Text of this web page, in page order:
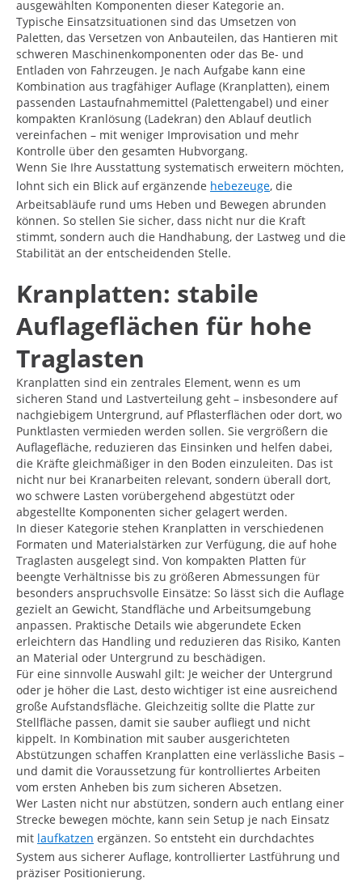
ausgewählten Komponenten dieser Kategorie an.
Typische Einsatzsituationen sind das Umsetzen von
Paletten, das Versetzen von Anbauteilen, das Hantieren mit
schweren Maschinenkomponenten oder das Be- und
Entladen von Fahrzeugen. Je nach Aufgabe kann eine
Kombination aus tragfähiger Auflage (Kranplatten), einem
passenden Lastaufnahmemittel (Palettengabel) und einer
kompakten Kranlösung (Ladekran) den Ablauf deutlich
vereinfachen – mit weniger Improvisation und mehr
Kontrolle über den gesamten Hubvorgang.
Wenn Sie Ihre Ausstattung systematisch erweitern möchten,
lohnt sich ein Blick auf ergänzende hebezeuge, die
Arbeitsabläufe rund ums Heben und Bewegen abrunden
können. So stellen Sie sicher, dass nicht nur die Kraft
stimmt, sondern auch die Handhabung, der Lastweg und die
Stabilität an der entscheidenden Stelle.
Kranplatten: stabile
Auflageflächen für hohe
Traglasten
Kranplatten sind ein zentrales Element, wenn es um
sicheren Stand und Lastverteilung geht – insbesondere auf
nachgiebigem Untergrund, auf Pflasterflächen oder dort, wo
Punktlasten vermieden werden sollen. Sie vergrößern die
Auflagefläche, reduzieren das Einsinken und helfen dabei,
die Kräfte gleichmäßiger in den Boden einzuleiten. Das ist
nicht nur bei Kranarbeiten relevant, sondern überall dort,
wo schwere Lasten vorübergehend abgestützt oder
abgestellte Komponenten sicher gelagert werden.
In dieser Kategorie stehen Kranplatten in verschiedenen
Formaten und Materialstärken zur Verfügung, die auf hohe
Traglasten ausgelegt sind. Von kompakten Platten für
beengte Verhältnisse bis zu größeren Abmessungen für
besonders anspruchsvolle Einsätze: So lässt sich die Auflage
gezielt an Gewicht, Standfläche und Arbeitsumgebung
anpassen. Praktische Details wie abgerundete Ecken
erleichtern das Handling und reduzieren das Risiko, Kanten
an Material oder Untergrund zu beschädigen.
Für eine sinnvolle Auswahl gilt: Je weicher der Untergrund
oder je höher die Last, desto wichtiger ist eine ausreichend
große Aufstandsfläche. Gleichzeitig sollte die Platte zur
Stellfläche passen, damit sie sauber aufliegt und nicht
kippelt. In Kombination mit sauber ausgerichteten
Abstützungen schaffen Kranplatten eine verlässliche Basis –
und damit die Voraussetzung für kontrolliertes Arbeiten
vom ersten Anheben bis zum sicheren Absetzen.
Wer Lasten nicht nur abstützen, sondern auch entlang einer
Strecke bewegen möchte, kann sein Setup je nach Einsatz
mit laufkatzen ergänzen. So entsteht ein durchdachtes
System aus sicherer Auflage, kontrollierter Lastführung und
präziser Positionierung.